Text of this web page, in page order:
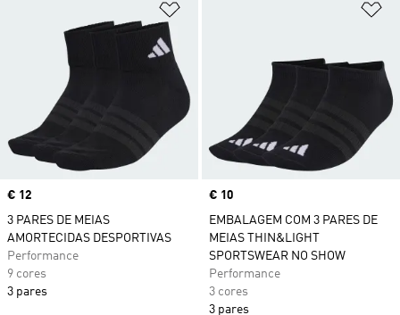
Price
€ 12
3 PARES DE MEIAS
AMORTECIDAS DESPORTIVAS
Performance
9 cores
3 pares
Price
€ 10
EMBALAGEM COM 3 PARES DE
MEIAS THIN&LIGHT
SPORTSWEAR NO SHOW
Performance
3 cores
3 pares